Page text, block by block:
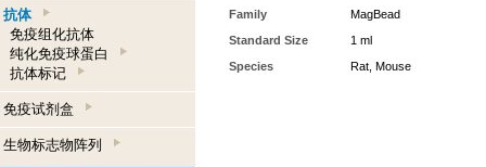
抗体
免疫组化抗体
纯化免疫球蛋白
抗体标记
免疫试剂盒
生物标志物阵列
Family
MagBead
Standard Size
1 ml
Species
Rat, Mouse